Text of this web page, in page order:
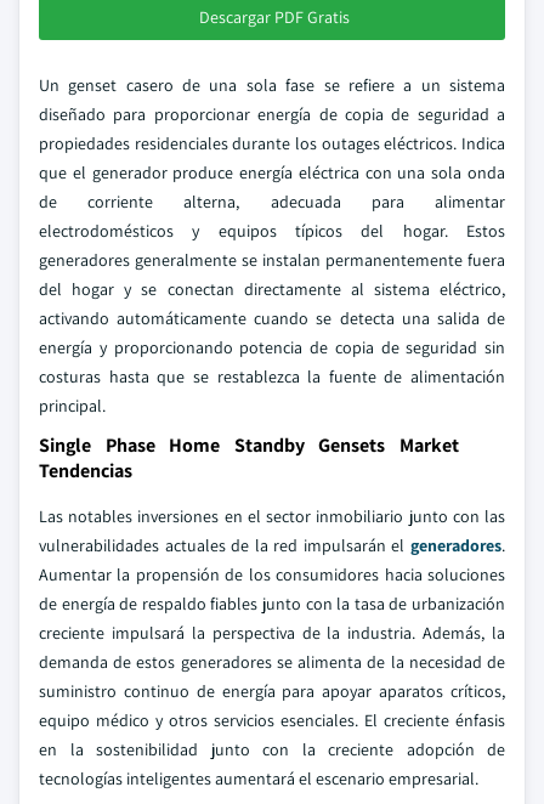
Descargar PDF Gratis
Un genset casero de una sola fase se refiere a un sistema
diseñado para proporcionar energía de copia de seguridad a
propiedades residenciales durante los outages eléctricos. Indica
que el generador produce energía eléctrica con una sola onda
de corriente alterna, adecuada para alimentar
electrodomésticos y equipos típicos del hogar. Estos
generadores generalmente se instalan permanentemente fuera
del hogar y se conectan directamente al sistema eléctrico,
activando automáticamente cuando se detecta una salida de
energía y proporcionando potencia de copia de seguridad sin
costuras hasta que se restablezca la fuente de alimentación
principal.
Single Phase Home Standby Gensets Market
Tendencias
Las notables inversiones en el sector inmobiliario junto con las
vulnerabilidades actuales de la red impulsarán el generadores.
Aumentar la propensión de los consumidores hacia soluciones
de energía de respaldo fiables junto con la tasa de urbanización
creciente impulsará la perspectiva de la industria. Además, la
demanda de estos generadores se alimenta de la necesidad de
suministro continuo de energía para apoyar aparatos críticos,
equipo médico y otros servicios esenciales. El creciente énfasis
en la sostenibilidad junto con la creciente adopción de
tecnologías inteligentes aumentará el escenario empresarial.